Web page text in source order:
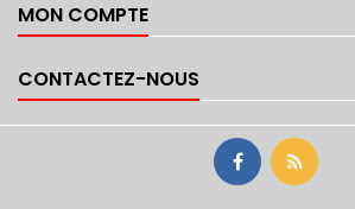
MON COMPTE
CONTACTEZ-NOUS